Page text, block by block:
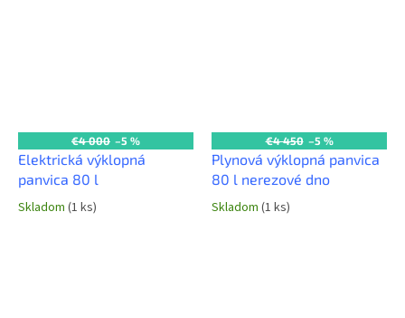
€4 000 –5 %
Elektrická výklopná
panvica 80 l
Skladom (1 ks)
€4 450 –5 %
Plynová výklopná panvica
80 l nerezové dno
Skladom (1 ks)